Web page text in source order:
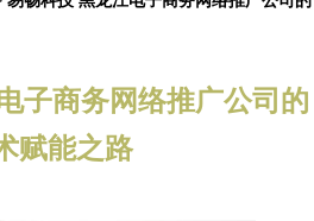
子商务网络推广公司的
赋能之路